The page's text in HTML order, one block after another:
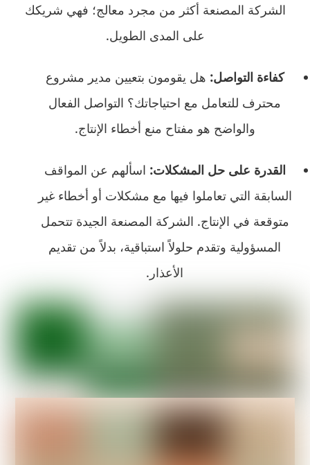
الشركة المصنعة أكثر من مجرد معالج؛ فهي شريكك
على المدى الطويل.
كفاءة التواصل: هل يقومون بتعيين مدير مشروع
محترف للتعامل مع احتياجاتك؟ التواصل الفعال
والواضح هو مفتاح منع أخطاء الإنتاج.
القدرة على حل المشكلات: اسألهم عن المواقف
السابقة التي تعاملوا فيها مع مشكلات أو أخطاء غير
متوقعة في الإنتاج. الشركة المصنعة الجيدة تتحمل
المسؤولية وتقدم حلولاً استباقية، بدلاً من تقديم
الأعذار.